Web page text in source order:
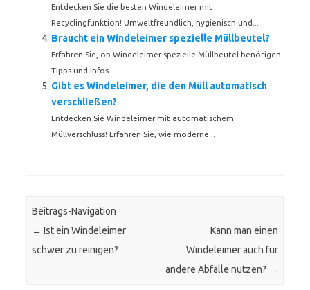
Entdecken Sie die besten Windeleimer mit
Recyclingfunktion! Umweltfreundlich, hygienisch und...
Braucht ein Windeleimer spezielle Müllbeutel?
Erfahren Sie, ob Windeleimer spezielle Müllbeutel benötigen.
Tipps und Infos...
Gibt es Windeleimer, die den Müll automatisch
verschließen?
Entdecken Sie Windeleimer mit automatischem
Müllverschluss! Erfahren Sie, wie moderne...
Beitrags-Navigation
← Ist ein Windeleimer
schwer zu reinigen?
Kann man einen
Windeleimer auch für
andere Abfälle nutzen? →